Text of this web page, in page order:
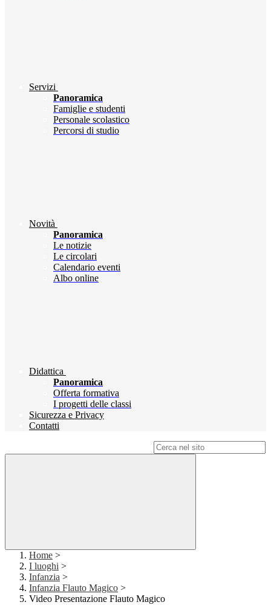
Servizi
Panoramica
Famiglie e studenti
Personale scolastico
Percorsi di studio
Novità
Panoramica
Le notizie
Le circolari
Calendario eventi
Albo online
Didattica
Panoramica
Offerta formativa
I progetti delle classi
Sicurezza e Privacy
Contatti
Home >
I luoghi >
Infanzia >
Infanzia Flauto Magico >
Video Presentazione Flauto Magico